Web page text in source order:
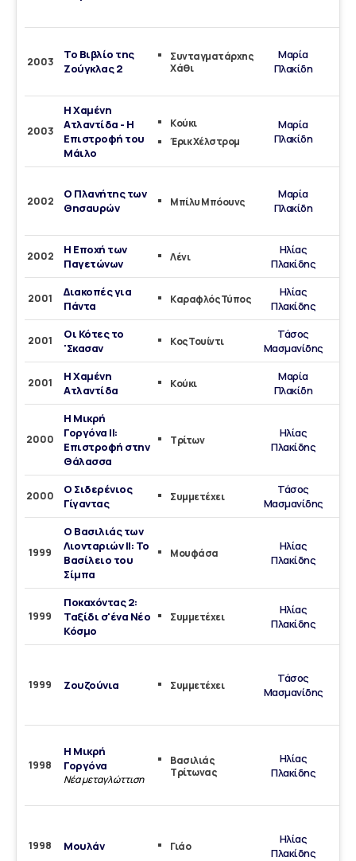
2003
Το Βιβλίο της
Ζούγκλας 2
Συνταγματάρχης
Χάθι
Μαρία
Πλακίδη
2003
Η Χαμένη
Ατλαντίδα - Η
Επιστροφή του
Μάιλο
Κούκι
Έρικ Χέλστρομ
Μαρία
Πλακίδη
2002
Ο Πλανήτης των
Θησαυρών
Μπίλυ Μπόουνς
Μαρία
Πλακίδη
2002
Η Εποχή των
Παγετώνων
Λένι
Ηλίας
Πλακίδης
2001
Διακοπές για
Πάντα
Καραφλός Τύπος
Ηλίας
Πλακίδης
2001
Οι Κότες το
'Σκασαν
Κος Τουίντι
Τάσος
Μασμανίδης
2001
Η Χαμένη
Ατλαντίδα
Κούκι
Μαρία
Πλακίδη
2000
Η Μικρή
Γοργόνα ΙΙ:
Επιστροφή στην
Θάλασσα
Τρίτων
Ηλίας
Πλακίδης
2000
Ο Σιδερένιος
Γίγαντας
Συμμετέχει
Τάσος
Μασμανίδης
1999
Ο Βασιλιάς των
Λιονταριών ΙΙ: Το
Βασίλειο του
Σίμπα
Μουφάσα
Ηλίας
Πλακίδης
1999
Ποκαχόντας 2:
Ταξίδι σ'ένα Νέο
Κόσμο
Συμμετέχει
Ηλίας
Πλακίδης
1999 Ζουζούνια Συμμετέχει
Τάσος
Μασμανίδης
1998
H Mικρή
Γοργόνα
Νέα μεταγλώττιση
Βασιλιάς
Τρίτωνας
Ηλίας
Πλακίδης
1998 Μουλάν Γιάο
Ηλίας
Πλακίδης